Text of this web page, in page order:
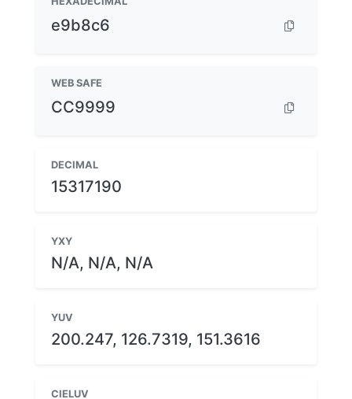
e9b8c6
WEB SAFE
CC9999
DECIMAL
15317190
YXY
N/A, N/A, N/A
YUV
200.247, 126.7319, 151.3616
CIELUV